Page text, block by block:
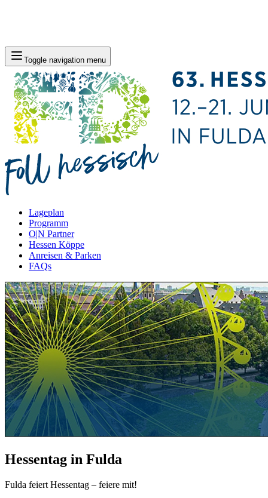
Toggle navigation menu
Lageplan
Programm
O|N Partner
Hessen Köppe
Anreisen & Parken
FAQs
Hessentag in Fulda
Fulda feiert Hessentag – feiere mit!